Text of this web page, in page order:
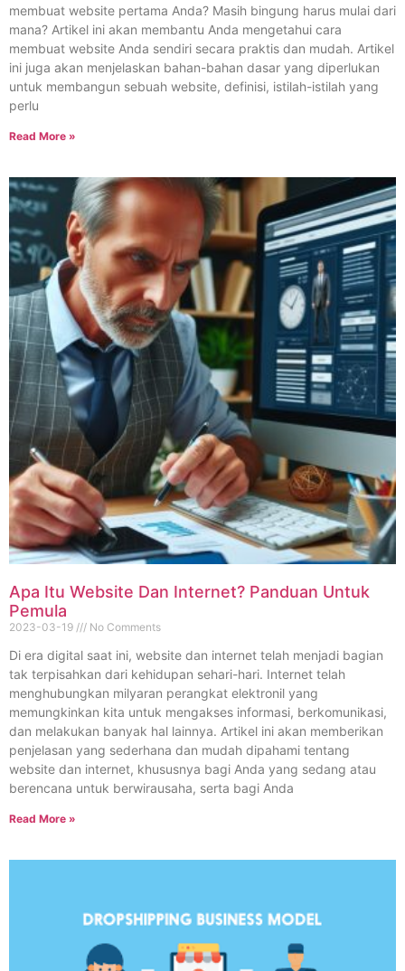
membuat website pertama Anda? Masih bingung harus mulai dari
mana? Artikel ini akan membantu Anda mengetahui cara
membuat website Anda sendiri secara praktis dan mudah. Artikel
ini juga akan menjelaskan bahan-bahan dasar yang diperlukan
untuk membangun sebuah website, definisi, istilah-istilah yang
perlu
Read More »
Apa Itu Website Dan Internet? Panduan Untuk
Pemula
2023-03-19 No Comments
Di era digital saat ini, website dan internet telah menjadi bagian
tak terpisahkan dari kehidupan sehari-hari. Internet telah
menghubungkan milyaran perangkat elektronil yang
memungkinkan kita untuk mengakses informasi, berkomunikasi,
dan melakukan banyak hal lainnya. Artikel ini akan memberikan
penjelasan yang sederhana dan mudah dipahami tentang
website dan internet, khususnya bagi Anda yang sedang atau
berencana untuk berwirausaha, serta bagi Anda
Read More »